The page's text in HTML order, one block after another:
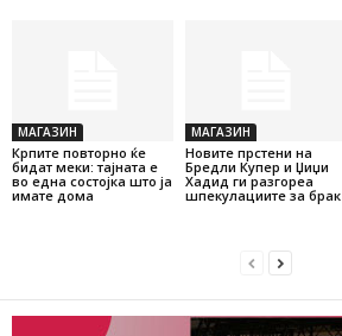
МАГАЗИН
Крпите повторно ќе
бидат меки: тајната е
во една состојка што ја
имате дома
МАГАЗИН
Новите прстени на
Бредли Купер и Џиџи
Хадид ги разгореа
шпекулациите за брак